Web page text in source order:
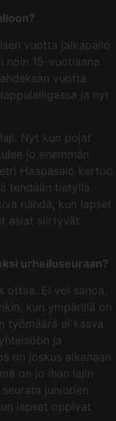
vuotta jalkapallo
noin 15-vuotiaana.
vuotta
ja nyt
Nyt kun pojat
jo enemmän
Haapasalo kertoo
tehdään tietyllä
nähdä, kun lapset
asiat siirtyvät
urheiluseuraan?
ottaa. Ei voi sanoa,
kun ympärillä on
työmäärä ei kasva
ja
on joskus aikanaan
on jo ihan lajin
juniorien
lapset oppivat